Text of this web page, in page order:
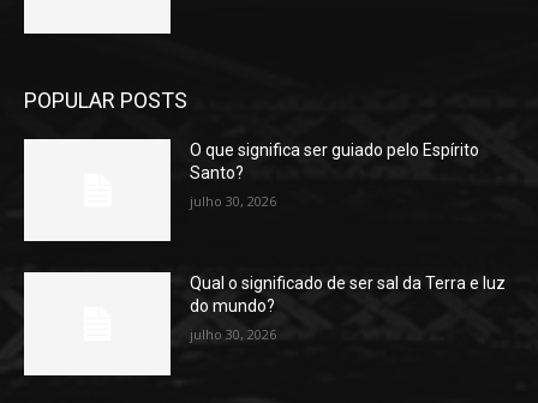
POPULAR POSTS
O que significa ser guiado pelo Espírito
Santo?
julho 30, 2026
Qual o significado de ser sal da Terra e luz
do mundo?
julho 30, 2026